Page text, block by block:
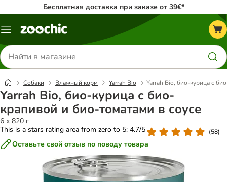
Бесплатная доставка при заказе от 39€*
Каталог
Поиск
товаров
Собаки Влажный корм Yarrah Bio Yarrah Bio, био-курица с
Yarrah Bio, био-курица с био-
крапивой и био-томатами в соусе
6 x 820 г
This is a stars rating area from zero to 5: 4.7/5
(58)
Оставьте свой отзыв по поводу товара